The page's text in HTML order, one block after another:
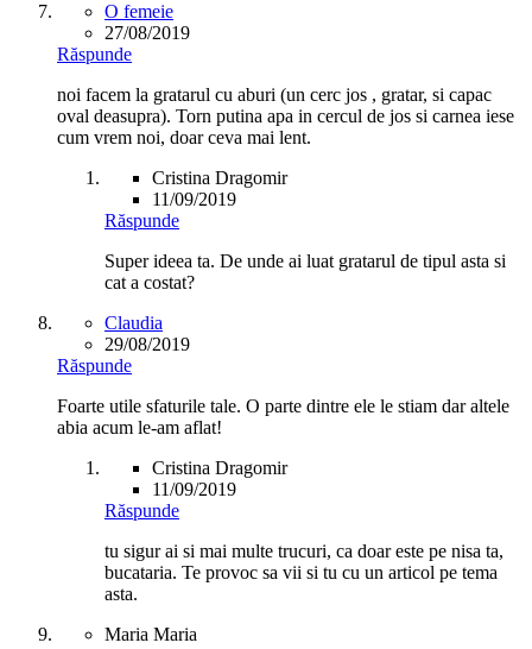
O femeie
27/08/2019
Răspunde
noi facem la gratarul cu aburi (un cerc jos , gratar, si capac
oval deasupra). Torn putina apa in cercul de jos si carnea iese
cum vrem noi, doar ceva mai lent.
Cristina Dragomir
11/09/2019
Răspunde
Super ideea ta. De unde ai luat gratarul de tipul asta si
cat a costat?
Claudia
29/08/2019
Răspunde
Foarte utile sfaturile tale. O parte dintre ele le stiam dar altele
abia acum le-am aflat!
Cristina Dragomir
11/09/2019
Răspunde
tu sigur ai si mai multe trucuri, ca doar este pe nisa ta,
bucataria. Te provoc sa vii si tu cu un articol pe tema
asta.
Maria Maria